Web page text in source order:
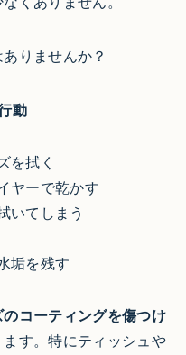
りませんか？
動
を拭く
ヤーで乾かす
いてしまう
垢を残す
のコーティングを傷つけ
ます。特にティッシュや